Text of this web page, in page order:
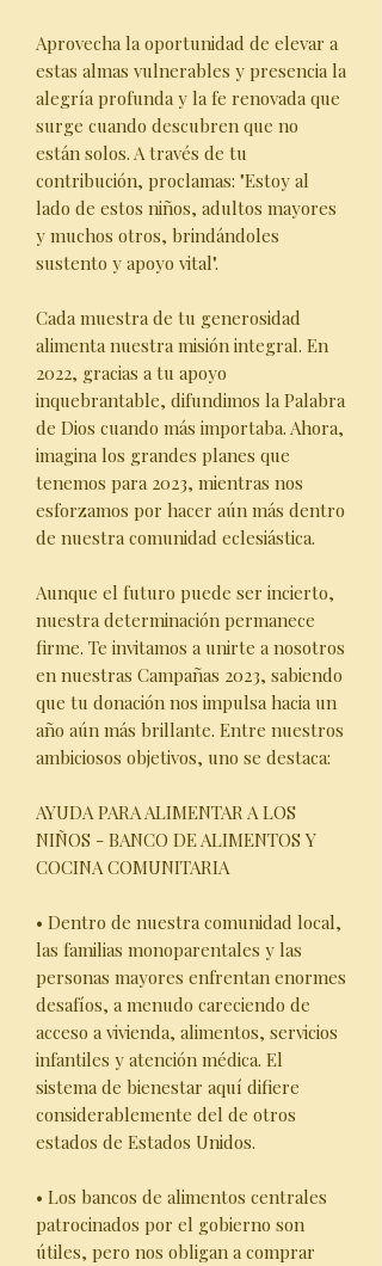
Aprovecha la oportunidad de elevar a
estas almas vulnerables y presencia la
alegría profunda y la fe renovada que
surge cuando descubren que no
están solos. A través de tu
contribución, proclamas: "Estoy al
lado de estos niños, adultos mayores
y muchos otros, brindándoles
sustento y apoyo vital".
Cada muestra de tu generosidad
alimenta nuestra misión integral. En
2022, gracias a tu apoyo
inquebrantable, difundimos la Palabra
de Dios cuando más importaba. Ahora,
imagina los grandes planes que
tenemos para 2023, mientras nos
esforzamos por hacer aún más dentro
de nuestra comunidad eclesiástica.
Aunque el futuro puede ser incierto,
nuestra determinación permanece
firme. Te invitamos a unirte a nosotros
en nuestras Campañas 2023, sabiendo
que tu donación nos impulsa hacia un
año aún más brillante. Entre nuestros
ambiciosos objetivos, uno se destaca:
AYUDA PARA ALIMENTAR A LOS
NIÑOS - BANCO DE ALIMENTOS Y
COCINA COMUNITARIA
• Dentro de nuestra comunidad local,
las familias monoparentales y las
personas mayores enfrentan enormes
desafíos, a menudo careciendo de
acceso a vivienda, alimentos, servicios
infantiles y atención médica. El
sistema de bienestar aquí difiere
considerablemente del de otros
estados de Estados Unidos.
• Los bancos de alimentos centrales
patrocinados por el gobierno son
útiles, pero nos obligan a comprar